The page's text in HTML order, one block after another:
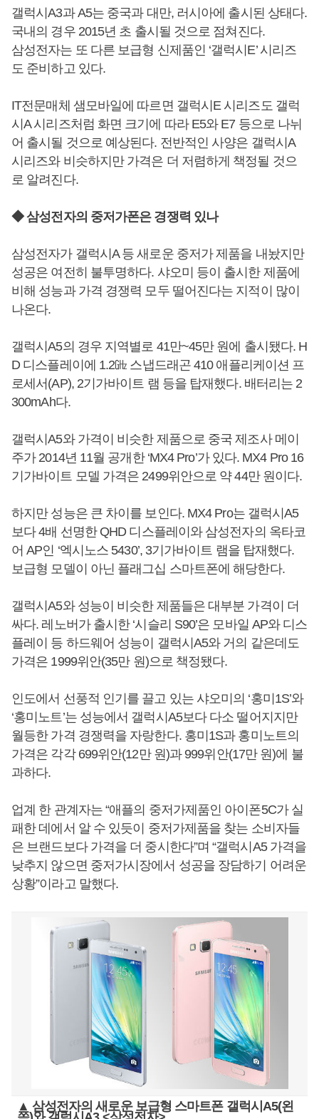
갤럭시A3과 A5는 중국과 대만, 러시아에 출시된 상태다.
국내의 경우 2015년 초 출시될 것으로 점쳐진다.
삼성전자는 또 다른 보급형 신제품인 ‘갤럭시E’ 시리즈
도 준비하고 있다.
IT전문매체 샘모바일에 따르면 갤럭시E 시리즈도 갤럭
시A 시리즈처럼 화면 크기에 따라 E5와 E7 등으로 나뉘
어 출시될 것으로 예상된다. 전반적인 사양은 갤럭시A
시리즈와 비슷하지만 가격은 더 저렴하게 책정될 것으
로 알려진다.
◆ 삼성전자의 중저가폰은 경쟁력 있나
삼성전자가 갤럭시A 등 새로운 중저가 제품을 내놨지만
성공은 여전히 불투명하다. 샤오미 등이 출시한 제품에
비해 성능과 가격 경쟁력 모두 떨어진다는 지적이 많이
나온다.
갤럭시A5의 경우 지역별로 41만~45만 원에 출시됐다. H
D 디스플레이에 1.2㎓ 스냅드래곤 410 애플리케이션 프
로세서(AP), 2기가바이트 램 등을 탑재했다. 배터리는 2
300mAh다.
갤럭시A5와 가격이 비슷한 제품으로 중국 제조사 메이
주가 2014년 11월 공개한 ‘MX4 Pro’가 있다. MX4 Pro 16
기가바이트 모델 가격은 2499위안으로 약 44만 원이다.
하지만 성능은 큰 차이를 보인다. MX4 Pro는 갤럭시A5
보다 4배 선명한 QHD 디스플레이와 삼성전자의 옥타코
어 AP인 ‘엑시노스 5430’, 3기가바이트 램을 탑재했다.
보급형 모델이 아닌 플래그십 스마트폰에 해당한다.
갤럭시A5와 성능이 비슷한 제품들은 대부분 가격이 더
싸다. 레노버가 출시한 ‘시슬리 S90’은 모바일 AP와 디스
플레이 등 하드웨어 성능이 갤럭시A5와 거의 같은데도
가격은 1999위안(35만 원)으로 책정됐다.
인도에서 선풍적 인기를 끌고 있는 샤오미의 ‘홍미1S’와
‘홍미노트’는 성능에서 갤럭시A5보다 다소 떨어지지만
월등한 가격 경쟁력을 자랑한다. 홍미1S과 홍미노트의
가격은 각각 699위안(12만 원)과 999위안(17만 원)에 불
과하다.
업계 한 관계자는 “애플의 중저가제품인 아이폰5C가 실
패한 데에서 알 수 있듯이 중저가제품을 찾는 소비자들
은 브랜드보다 가격을 더 중시한다”며 “갤럭시A5 가격을
낮추지 않으면 중저가시장에서 성공을 장담하기 어려운
상황”이라고 말했다.
▲ 삼성전자의 새로운 보급형 스마트폰 갤럭시A5(왼